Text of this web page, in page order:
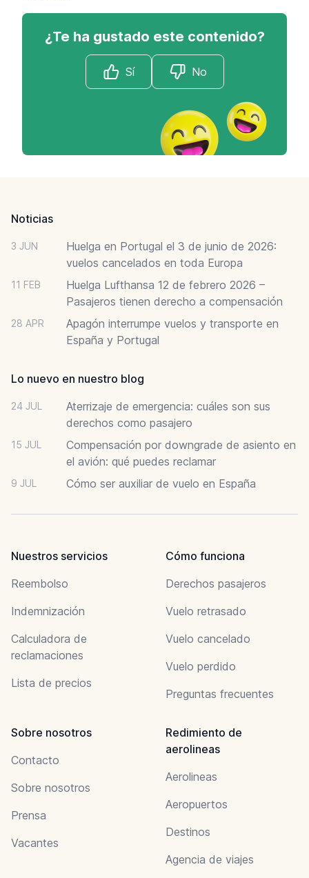
¿Te ha gustado este contenido?
Sí No
Noticias
3 JUN
Huelga en Portugal el 3 de junio de 2026:
vuelos cancelados en toda Europa
11 FEB
Huelga Lufthansa 12 de febrero 2026 –
Pasajeros tienen derecho a compensación
28 APR
Apagón interrumpe vuelos y transporte en
España y Portugal
Lo nuevo en nuestro blog
24 JUL
Aterrizaje de emergencia: cuáles son sus
derechos como pasajero
15 JUL
Compensación por downgrade de asiento en
el avión: qué puedes reclamar
9 JUL Cómo ser auxiliar de vuelo en España
Nuestros servicios
Reembolso
Indemnización
Calculadora de
reclamaciones
Lista de precios
Cómo funciona
Derechos pasajeros
Vuelo retrasado
Vuelo cancelado
Vuelo perdido
Preguntas frecuentes
Sobre nosotros
Contacto
Sobre nosotros
Prensa
Vacantes
Redimiento de
aerolineas
Aerolineas
Aeropuertos
Destinos
Agencia de viajes